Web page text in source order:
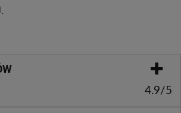
.
4.9/5